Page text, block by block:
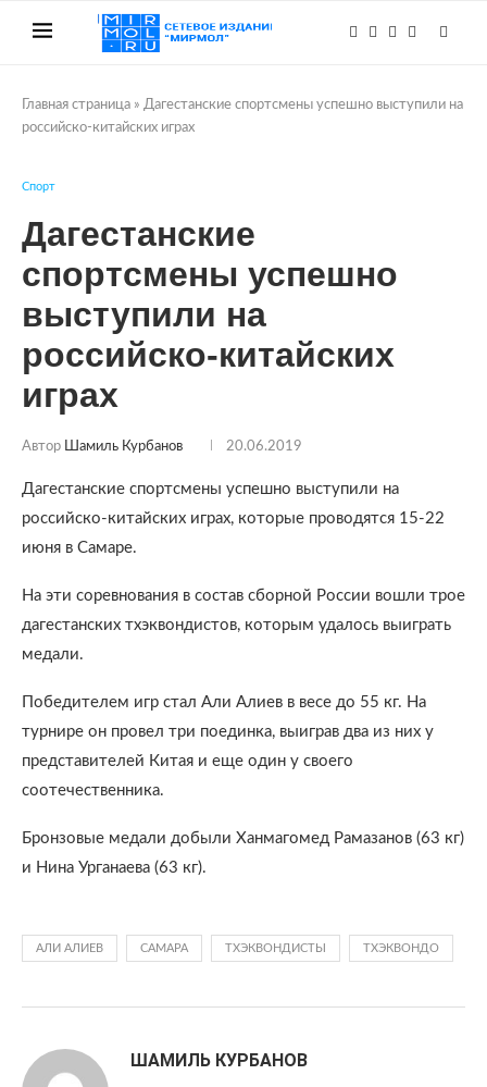
Главная страница » Дагестанские спортсмены успешно выступили на
российско-китайских играх
Спорт
Дагестанские
спортсмены успешно
выступили на
российско-китайских
играх
Автор Шамиль Курбанов 20.06.2019
Дагестанские спортсмены успешно выступили на
российско-китайских играх, которые проводятся 15-22
июня в Самаре.
На эти соревнования в состав сборной России вошли трое
дагестанских тхэквондистов, которым удалось выиграть
медали.
Победителем игр стал Али Алиев в весе до 55 кг. На
турнире он провел три поединка, выиграв два из них у
представителей Китая и еще один у своего
соотечественника.
Бронзовые медали добыли Ханмагомед Рамазанов (63 кг)
и Нина Урганаева (63 кг).
АЛИ АЛИЕВ САМАРА ТХЭКВОНДИСТЫ ТХЭКВОНДО
ШАМИЛЬ КУРБАНОВ